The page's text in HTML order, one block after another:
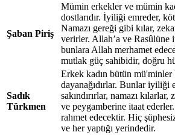
Şaban Piriş
Mümin erkekler ve mümin
dostlarıdır. İyiliği emreder,
Namazı gereği gibi kılar,
verirler. Allah’a ve Rasûlüne
bunlara Allah merhamet
mutlak güç sahibidir, doğru
Sadık
Türkmen
Erkek kadın bütün
dayanağıdırlar. Bunlar iyiliği
sakındırırlar, namazı
ve peygamberine itaat
rahmet edecektir. Hiç
ve her yaptığı yerindedir.